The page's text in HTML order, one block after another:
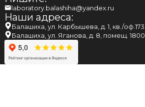
laboratory.balashiha@yandex.ru
Наши адреса:
Балашиха, ул. Карбышева, д. 1, кв./оф.173
Балашиха, ул. Яганова, д. 8, помещ. 1800